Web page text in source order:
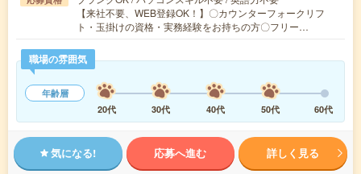
【来社不要、WEB登録OK！】〇カウンターフォークリフ
ト・玉掛けの資格・実務経験をお持ちの方〇フリー…
職場の雰囲気
年齢層
20代
30代 40代 50代 60代
気になる! 応募へ進む 詳しく見る